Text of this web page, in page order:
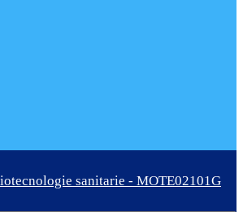
sanitarie - MOTE02101G